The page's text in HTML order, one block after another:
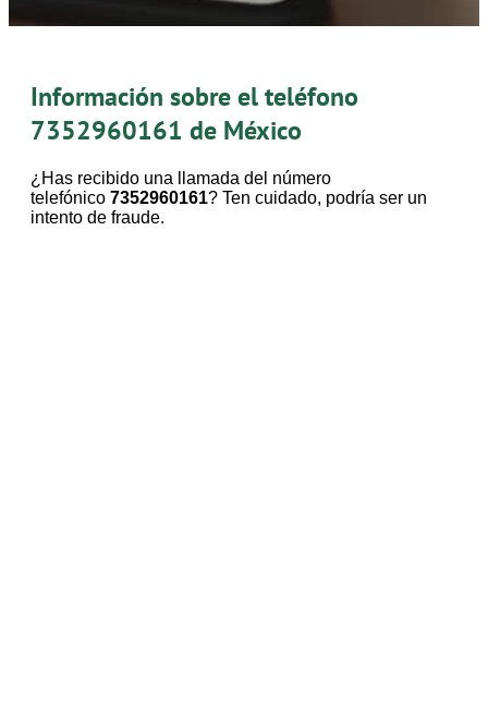
Información sobre el teléfono
7352960161 de México
¿Has recibido una llamada del número
telefónico 7352960161? Ten cuidado, podría ser un
intento de fraude.